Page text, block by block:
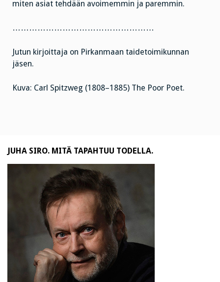
miten asiat tehdään avoimemmin ja paremmin.
……………………………………………
Jutun kirjoittaja on Pirkanmaan taidetoimikunnan
jäsen.
Kuva: Carl Spitzweg (1808–1885) The Poor Poet.
JUHA SIRO. MITÄ TAPAHTUU TODELLA.